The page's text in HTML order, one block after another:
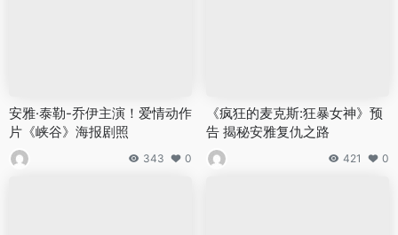
安雅·泰勒-乔伊主演！爱情动作
片《峡谷》海报剧照
343 0
《疯狂的麦克斯:狂暴女神》预
告 揭秘安雅复仇之路
421 0